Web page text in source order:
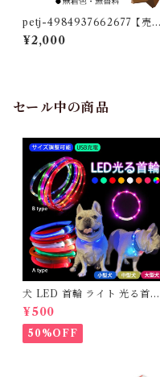
petj-4984937662677【売り
尽くし】ペッツルート ベニソ
ンアントラー ペッツルート 鹿
¥2,000
セール中の商品
犬 LED 首輪 ライト 光る首輪
USB充電 生活防水 長さ調整可
能 首輪 犬用 ペット カラー ペ
ット用品 軽量 ドッグ用品 フレ
ンチブルドック 大型犬 中型犬
¥500
50%OFF